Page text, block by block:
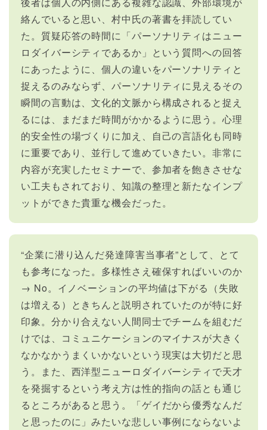
絡んでいると思い、村中氏の著書を拝読してい
た。質疑応答の時間に「パーソナリティはニュー
ロダイバーシティであるか」という質問への回答
にあったように、個人の違いをパーソナリティと
捉えるのみならず、パーソナリティに見えるその
瞬間の言動は、文化的文脈から構成されると捉え
るには、まだまだ時間がかかるように思う。心理
的安全性の場づくりに加え、自己の言語化も同時
に重要であり、並行して進めていきたい。非常に
内容が充実したセミナーで、参加者を飽きさせな
い工夫もされており、知識の整理と新たなインプ
ットができた貴重な機会だった。
“企業に潜り込んだ発達障害当事者”として、とて
も参考になった。多様性さえ確保すればいいのか
→ No。イノベーションの平均値は下がる（失敗
は増える）ときちんと説明されていたのが特に好
印象。分かり合えない人間同士でチームを組むだ
けでは、コミュニケーションのマイナスが大きく
なかなかうまくいかないという現実は大切だと思
う。また、西洋型ニューロダイバーシティで天才
を発掘するという考え方は性的指向の話とも通じ
るところがあると思う。「ゲイだから優秀なんだ
と思ったのに」みたいな悲しい事例にならないよ